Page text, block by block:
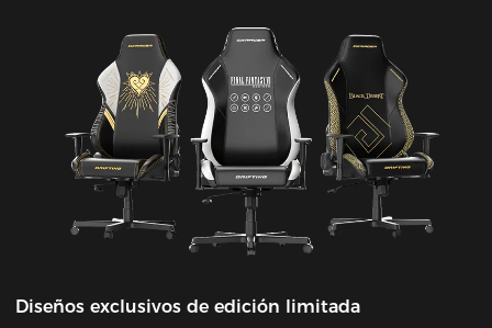
Diseños exclusivos de edición limitada